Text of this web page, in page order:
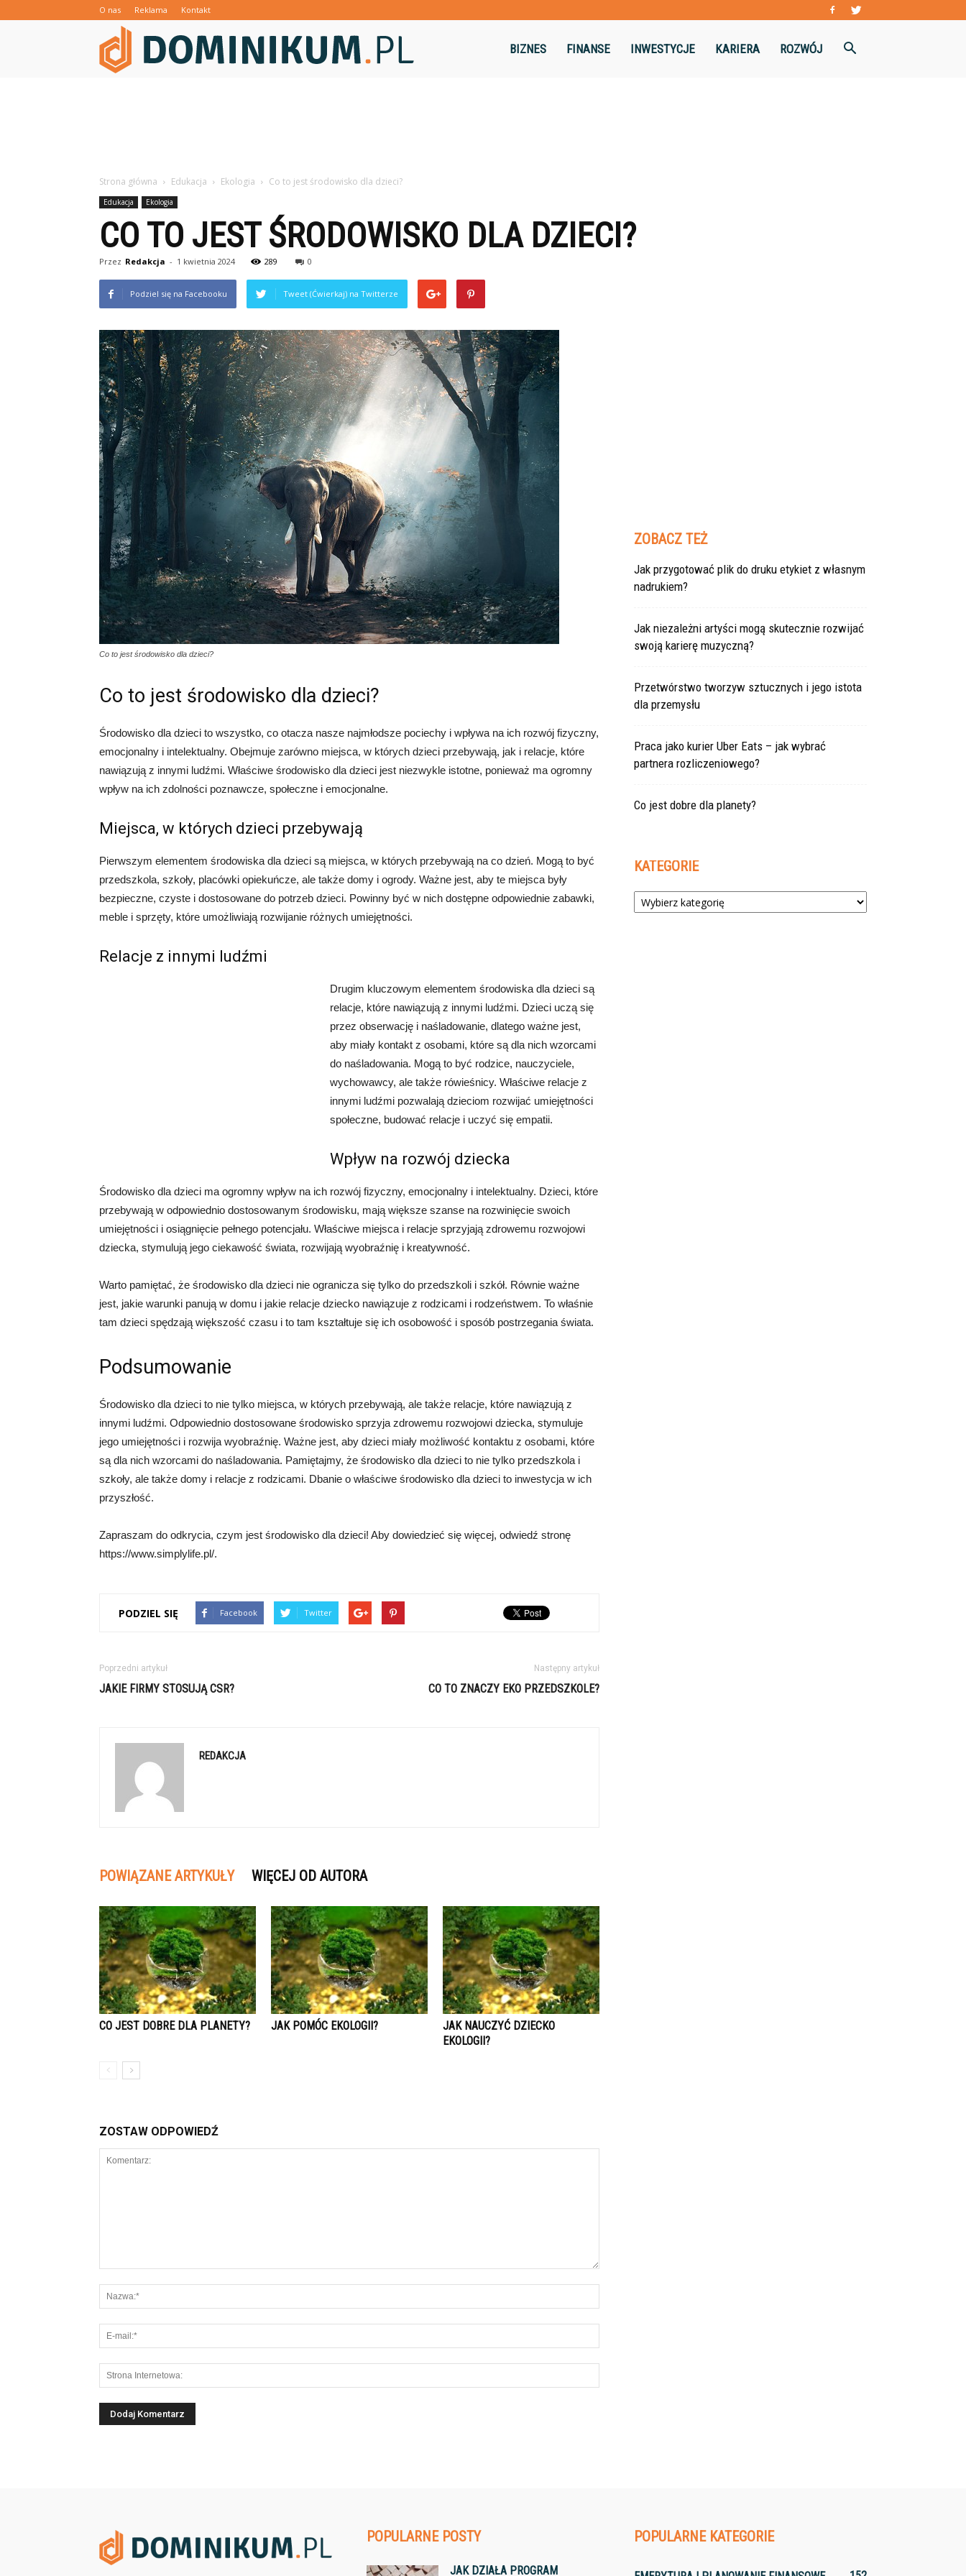
O nas Reklama Kontakt
BIZNES FINANSE INWESTYCJE KARIERA ROZWÓJ
Strona główna Edukacja Ekologia Co to jest środowisko dla dzieci?
Edukacja Ekologia
CO TO JEST ŚRODOWISKO DLA DZIECI?
Przez Redakcja - 1 kwietnia 2024 289 0
Podziel się na Facebooku Tweet (Ćwierkaj) na Twitterze
Co to jest środowisko dla dzieci?
Co to jest środowisko dla dzieci?
Środowisko dla dzieci to wszystko, co otacza nasze najmłodsze pociechy i wpływa na ich rozwój fizyczny,
emocjonalny i intelektualny. Obejmuje zarówno miejsca, w których dzieci przebywają, jak i relacje, które
nawiązują z innymi ludźmi. Właściwe środowisko dla dzieci jest niezwykle istotne, ponieważ ma ogromny
wpływ na ich zdolności poznawcze, społeczne i emocjonalne.
Miejsca, w których dzieci przebywają
Pierwszym elementem środowiska dla dzieci są miejsca, w których przebywają na co dzień. Mogą to być
przedszkola, szkoły, placówki opiekuńcze, ale także domy i ogrody. Ważne jest, aby te miejsca były
bezpieczne, czyste i dostosowane do potrzeb dzieci. Powinny być w nich dostępne odpowiednie zabawki,
meble i sprzęty, które umożliwiają rozwijanie różnych umiejętności.
Relacje z innymi ludźmi
Drugim kluczowym elementem środowiska dla dzieci są
relacje, które nawiązują z innymi ludźmi. Dzieci uczą się
przez obserwację i naśladowanie, dlatego ważne jest,
aby miały kontakt z osobami, które są dla nich wzorcami
do naśladowania. Mogą to być rodzice, nauczyciele,
wychowawcy, ale także rówieśnicy. Właściwe relacje z
innymi ludźmi pozwalają dzieciom rozwijać umiejętności
społeczne, budować relacje i uczyć się empatii.
Wpływ na rozwój dziecka
Środowisko dla dzieci ma ogromny wpływ na ich rozwój fizyczny, emocjonalny i intelektualny. Dzieci, które
przebywają w odpowiednio dostosowanym środowisku, mają większe szanse na rozwinięcie swoich
umiejętności i osiągnięcie pełnego potencjału. Właściwe miejsca i relacje sprzyjają zdrowemu rozwojowi
dziecka, stymulują jego ciekawość świata, rozwijają wyobraźnię i kreatywność.
Warto pamiętać, że środowisko dla dzieci nie ogranicza się tylko do przedszkoli i szkół. Równie ważne
jest, jakie warunki panują w domu i jakie relacje dziecko nawiązuje z rodzicami i rodzeństwem. To właśnie
tam dzieci spędzają większość czasu i to tam kształtuje się ich osobowość i sposób postrzegania świata.
Podsumowanie
Środowisko dla dzieci to nie tylko miejsca, w których przebywają, ale także relacje, które nawiązują z
innymi ludźmi. Odpowiednio dostosowane środowisko sprzyja zdrowemu rozwojowi dziecka, stymuluje
jego umiejętności i rozwija wyobraźnię. Ważne jest, aby dzieci miały możliwość kontaktu z osobami, które
są dla nich wzorcami do naśladowania. Pamiętajmy, że środowisko dla dzieci to nie tylko przedszkola i
szkoły, ale także domy i relacje z rodzicami. Dbanie o właściwe środowisko dla dzieci to inwestycja w ich
przyszłość.
Zapraszam do odkrycia, czym jest środowisko dla dzieci! Aby dowiedzieć się więcej, odwiedź stronę
https://www.simplylife.pl/.
PODZIEL SIĘ Facebook Twitter
Poprzedni artykuł
JAKIE FIRMY STOSUJĄ CSR?
Następny artykuł
CO TO ZNACZY EKO PRZEDSZKOLE?
REDAKCJA
POWIĄZANE ARTYKUŁY WIĘCEJ OD AUTORA
CO JEST DOBRE DLA PLANETY? JAK POMÓC EKOLOGII?
JAK NAUCZYĆ DZIECKO
EKOLOGII?
ZOSTAW ODPOWIEDŹ
ZOBACZ TEŻ
Jak przygotować plik do druku etykiet z własnym
nadrukiem?
Jak niezależni artyści mogą skutecznie rozwijać
swoją karierę muzyczną?
Przetwórstwo tworzyw sztucznych i jego istota
dla przemysłu
Praca jako kurier Uber Eats – jak wybrać
partnera rozliczeniowego?
Co jest dobre dla planety?
KATEGORIE
Kategorie
POPULARNE POSTY
JAK DZIAŁA PROGRAM
POPULARNE KATEGORIE